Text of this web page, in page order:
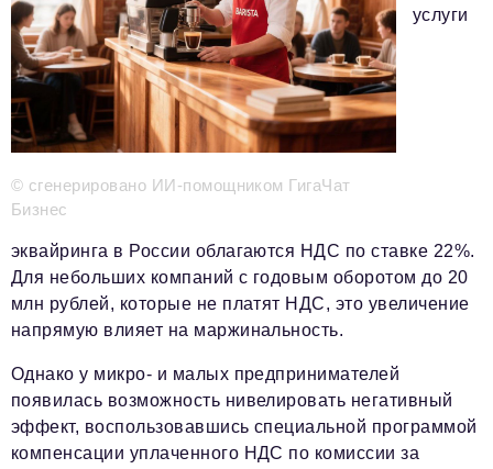
Красота и здоровье
Энергетика
Недвижимость
Технологии
Политика
Промышленность
Общество
Транспорт
Телеком
© сгенерировано ИИ-помощником ГигаЧат
Бизнес
услуги
эквайринга в России облагаются НДС по ставке 22%.
Для небольших компаний с годовым оборотом до 20
млн рублей, которые не платят НДС, это увеличение
напрямую влияет на маржинальность.
Однако у микро- и малых предпринимателей
появилась возможность нивелировать негативный
эффект, воспользовавшись специальной программой
компенсации уплаченного НДС по комиссии за